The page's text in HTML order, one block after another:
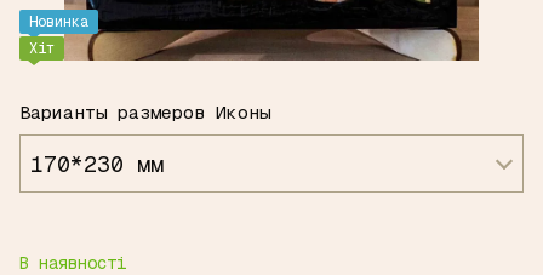
Новинка
Хіт
Варианты размеров Иконы
170*230 мм
В наявності